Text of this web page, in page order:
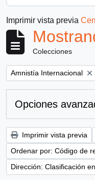
Imprimir vista previa
Colecciones
Remove filter:
Amnistía Internacional
Opciones
Imprimir vista previa
Ordenar por: Código de
Dirección: Clasificación